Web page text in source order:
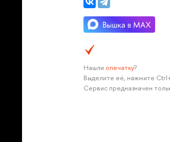
Нашли опечатку?
Выделите её, нажмите
Сервис предназначен